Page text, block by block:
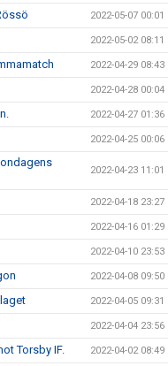
2022-05-07 00:01
2022-05-02 08:11
2022-04-29 08:43
2022-04-28 00:04
2022-04-27 01:36
2022-04-25 00:06
2022-04-23 11:01
2022-04-18 23:27
2022-04-16 01:29
2022-04-10 23:53
2022-04-08 09:50
2022-04-05 09:31
2022-04-04 23:56
Torsby IF. 2022-04-02 08:49